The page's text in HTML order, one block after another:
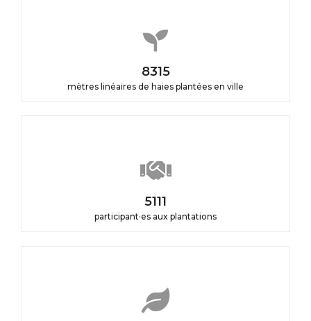
9239
mètres linéaires de haies plantées en ville
5679
participant·es aux plantations